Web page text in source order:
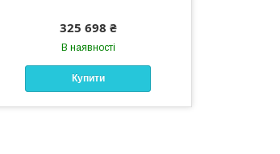
325 698 ₴
В наявності
Купити